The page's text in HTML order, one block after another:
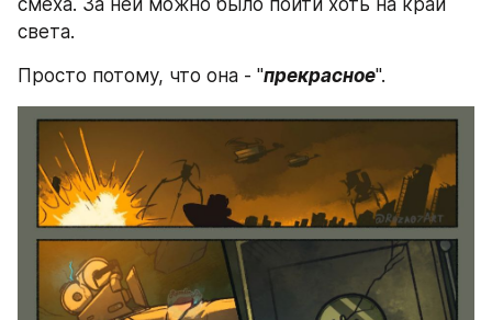
света.
Просто потому, что она - "прекрасное".